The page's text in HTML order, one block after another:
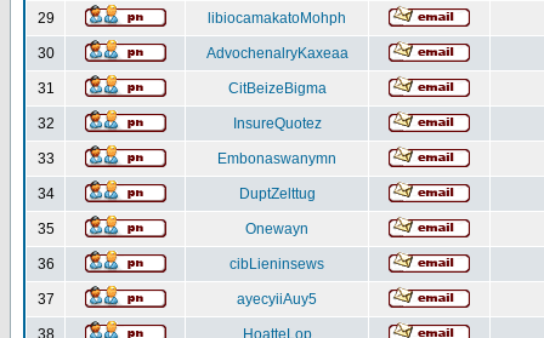
29 libiocamakatoMohph
30 AdvochenalryKaxeaa
31 CitBeizeBigma
32 InsureQuotez
33 Embonaswanymn
34 DuptZelttug
35 Onewayn
36 cibLieninsews
37 ayecyiiAuy5
38 HoatteLop